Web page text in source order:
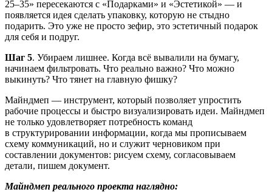
25–35» пересекаются с «Подарками» и «Эстетикой» — и
появляется идея сделать упаковку, которую не стыдно
подарить. Это уже не просто зефир, это эстетичный подарок
для себя и подруг.
Шаг 5. Убираем лишнее. Когда всё вывалили на бумагу,
начинаем фильтровать. Что реально важно? Что можно
выкинуть? Что тянет на главную фишку?
Майндмеп — инструмент, который позволяет упростить
рабочие процессы и быстро визуализировать идеи. Майндмеп
не только удовлетворяет потребность команд
в структурировании информации, когда мы прописываем
схему коммуникаций, но и служит черновиком при
составлении документов: рисуем схему, согласовываем
детали, пишем документ.
Майндмеп реального проекта наглядно: